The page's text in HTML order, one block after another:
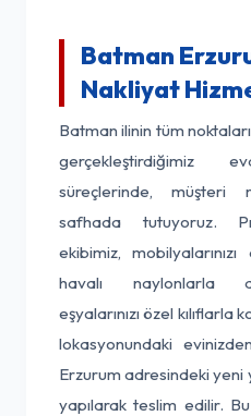
Batman
Nakliyat
Batman ilinin tüm
gerçekleştirdiğimiz
süreçlerinde, müşteri
safhada tutuyoruz.
ekibimiz,
havalı naylonlarla
eşyalarınızı özel kılıflarla
lokasyonundaki
Erzurum adresindeki yeni
yapılarak teslim edilir.